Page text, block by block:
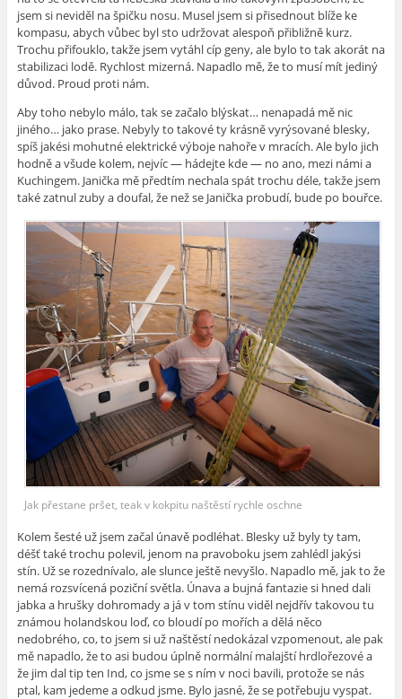
jsem si neviděl na špičku nosu. Musel jsem si přisednout blíže ke
kompasu, abych vůbec byl sto udržovat alespoň přibližně kurz.
Trochu přifouklo, takže jsem vytáhl cíp geny, ale bylo to tak akorát na
stabilizaci lodě. Rychlost mizerná. Napadlo mě, že to musí mít jediný
důvod. Proud proti nám.
Aby toho nebylo málo, tak se začalo blýskat… nenapadá mě nic
jiného… jako prase. Nebyly to takové ty krásně vyrýsované blesky,
spíš jakési mohutné elektrické výboje nahoře v mracích. Ale bylo jich
hodně a všude kolem, nejvíc — hádejte kde — no ano, mezi námi a
Kuchingem. Janička mě předtím nechala spát trochu déle, takže jsem
také zatnul zuby a doufal, že než se Janička probudí, bude po bouřce.
Jak přestane pršet, teak v kokpitu naštěstí rychle oschne
Kolem šesté už jsem začal únavě podléhat. Blesky už byly ty tam,
déšť také trochu polevil, jenom na pravoboku jsem zahlédl jakýsi
stín. Už se rozednívalo, ale slunce ještě nevyšlo. Napadlo mě, jak to že
nemá rozsvícená poziční světla. Únava a bujná fantazie si hned dali
jabka a hrušky dohromady a já v tom stínu viděl nejdřív takovou tu
známou holandskou loď, co bloudí po mořích a dělá něco
nedobrého, co, to jsem si už naštěstí nedokázal vzpomenout, ale pak
mě napadlo, že to asi budou úplně normální malajští hrdlořezové a
že jim dal tip ten Ind, co jsme se s ním v noci bavili, protože se nás
ptal, kam jedeme a odkud jsme. Bylo jasné, že se potřebuju vyspat.